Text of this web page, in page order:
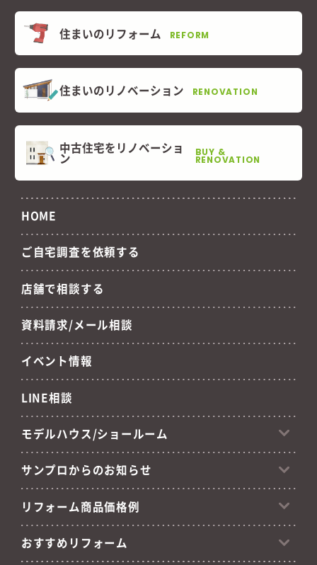
住まいのリフォーム REFORM
住まいのリノベーション RENOVATION
中古住宅をリノベーショ
ン BUY &
RENOVATION
HOME
ご自宅調査を依頼する
店舗で相談する
資料請求/メール相談
イベント情報
LINE相談
モデルハウス/ショールーム
サンプロからのお知らせ
リフォーム商品価格例
おすすめリフォーム